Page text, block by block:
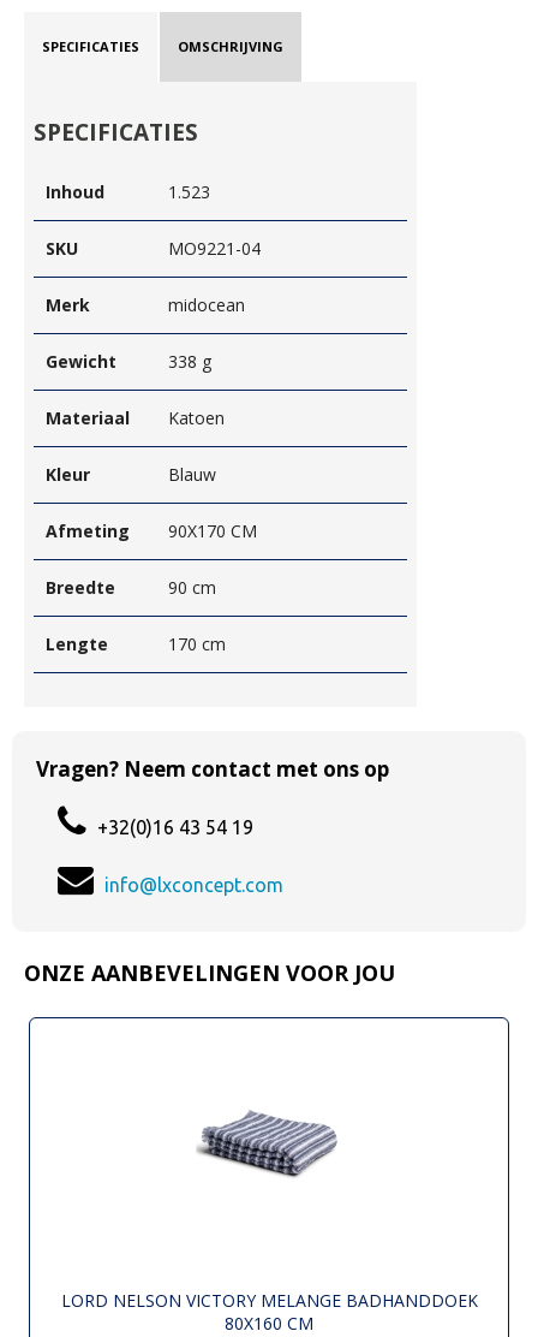
SPECIFICATIES OMSCHRIJVING
SPECIFICATIES
Inhoud 1.523
SKU MO9221-04
Merk midocean
Gewicht 338 g
Materiaal Katoen
Kleur Blauw
Afmeting 90X170 CM
Breedte 90 cm
Lengte 170 cm
Vragen? Neem contact met ons op
+32(0)16 43 54 19
info@lxconcept.com
ONZE AANBEVELINGEN VOOR JOU
LORD NELSON VICTORY MELANGE BADHANDDOEK
80X160 CM